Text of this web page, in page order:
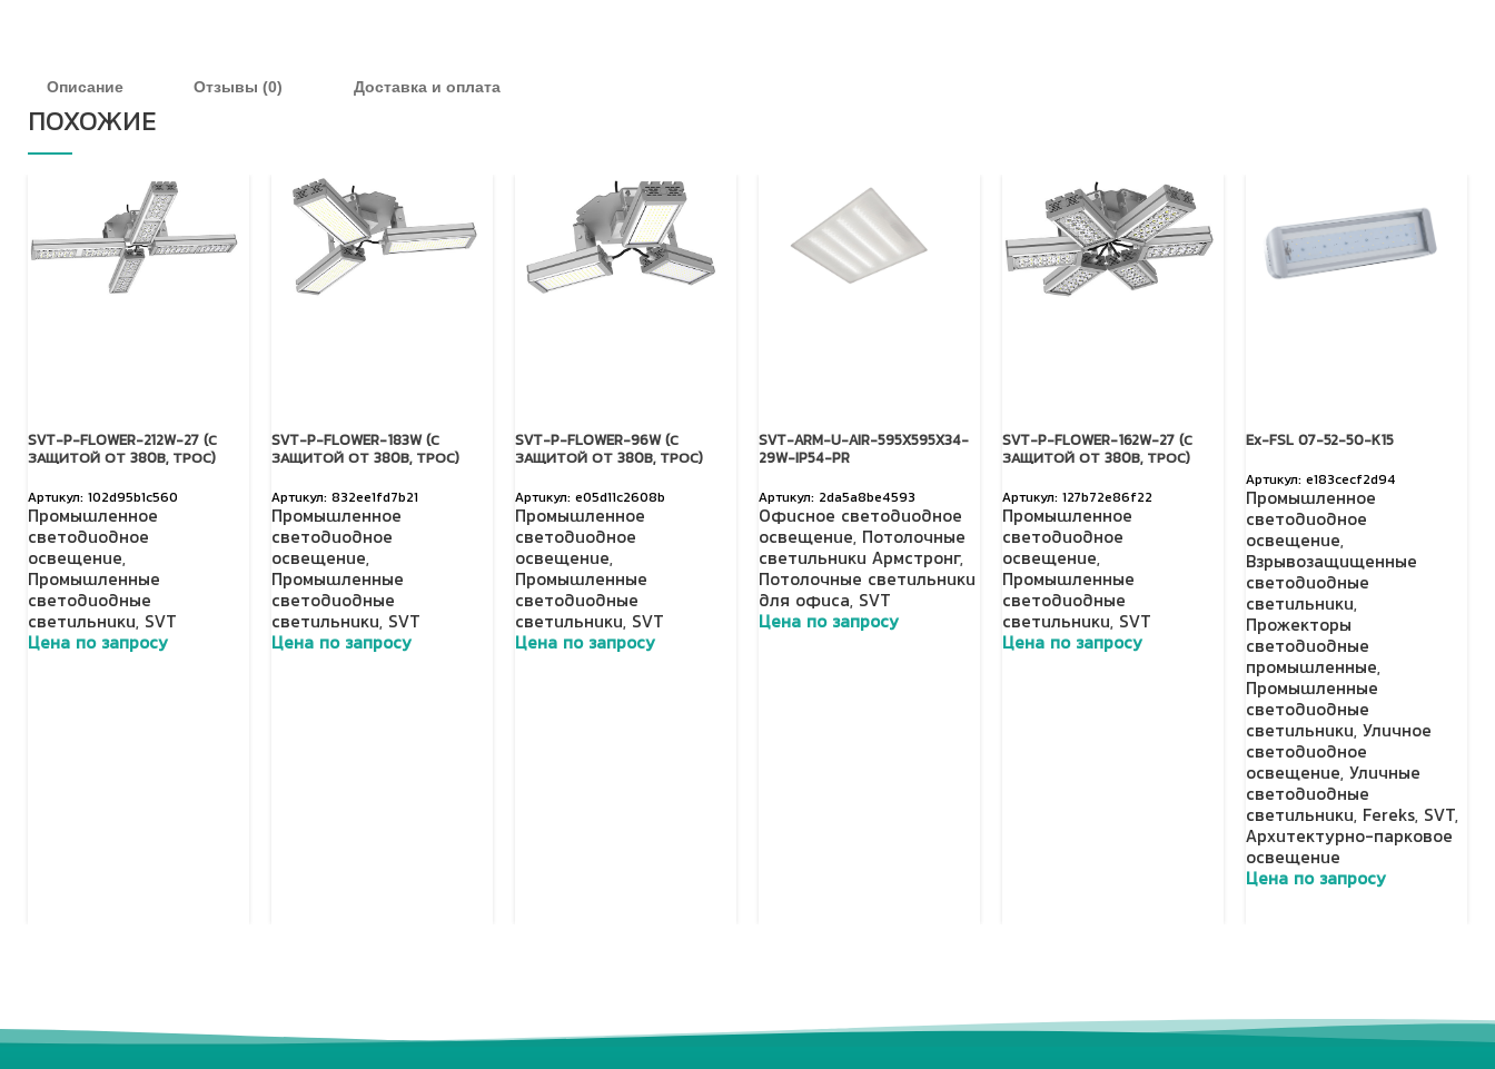
Описание Отзывы (0) Доставка и оплата
ПОХОЖИЕ
SVT-P-FLOWER-212W-27 (С
ЗАЩИТОЙ ОТ 380В, ТРОС)
102d95b1c560
Промышленное
светодиодное
освещение,
Промышленные
светодиодные
светильники, SVT
Цена по запросу
SVT-P-FLOWER-183W (С
ЗАЩИТОЙ ОТ 380В, ТРОС)
832ee1fd7b21
Промышленное
светодиодное
освещение,
Промышленные
светодиодные
светильники, SVT
Цена по запросу
SVT-P-FLOWER-96W (С
ЗАЩИТОЙ ОТ 380В, ТРОС)
e05d11c2608b
Промышленное
светодиодное
освещение,
Промышленные
светодиодные
светильники, SVT
Цена по запросу
SVT-ARM-U-AIR-595X595X34-
29W-IP54-PR
2da5a8be4593
Офисное светодиодное
освещение, Потолочные
светильники Армстронг,
Потолочные светильники
для офиса, SVT
Цена по запросу
SVT-P-FLOWER-162W-27 (С
ЗАЩИТОЙ ОТ 380В, ТРОС)
127b72e86f22
Промышленное
светодиодное
освещение,
Промышленные
светодиодные
светильники, SVT
Цена по запросу
Ex-FSL 07-52-50-K15
e183cecf2d94
Промышленное
светодиодное
освещение,
Взрывозащищенные
светодиодные
светильники,
Прожекторы
светодиодные
промышленные,
Промышленные
светодиодные
светильники, Уличное
светодиодное
освещение, Уличные
светодиодные
светильники, Fereks, SVT ,
Архитектурно-парковое
освещение
Цена по запросу